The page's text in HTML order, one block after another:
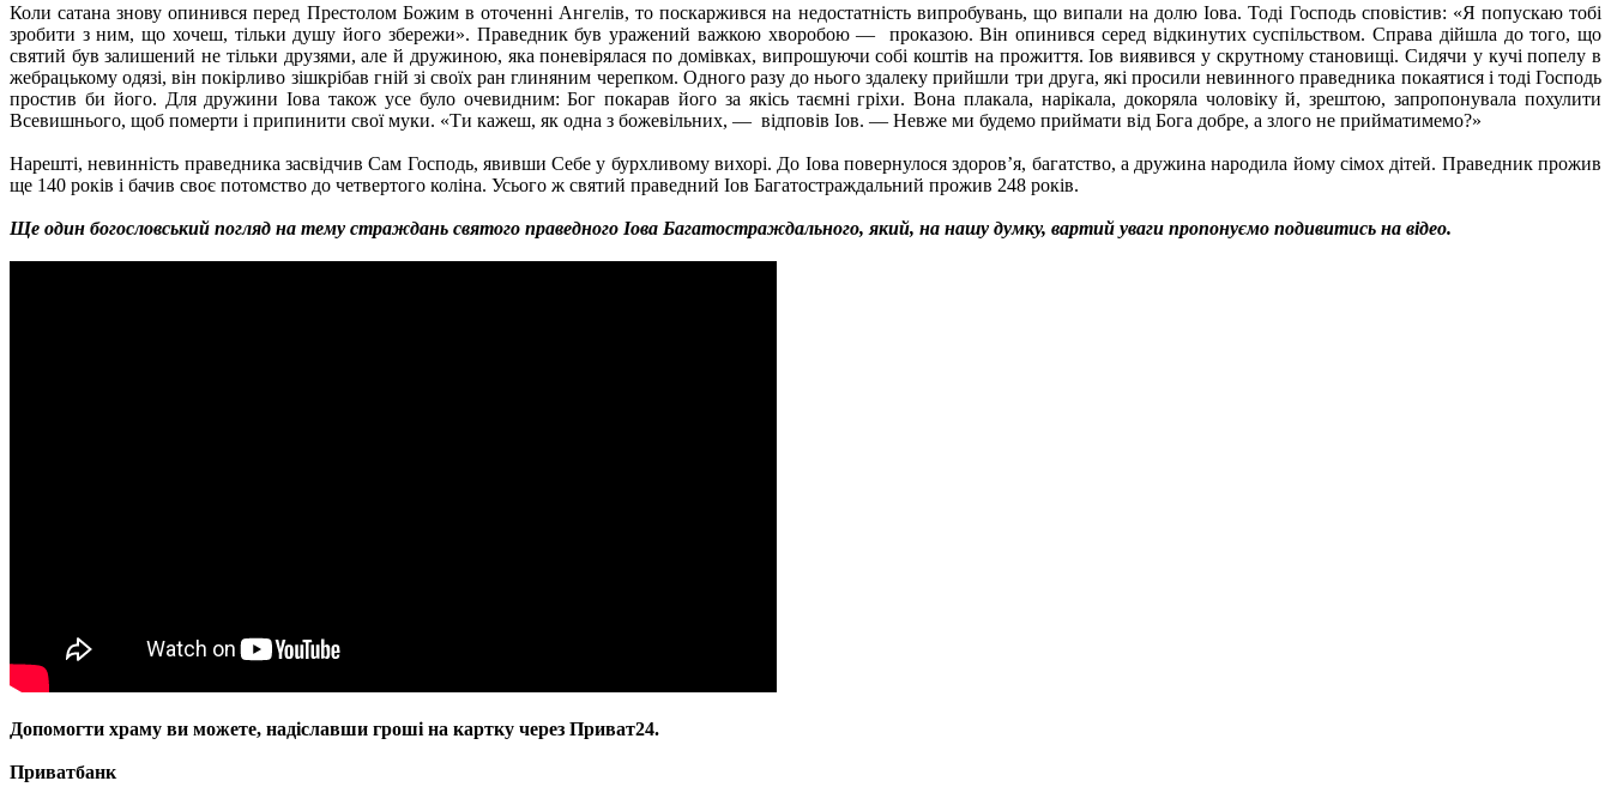
Коли сатана знову опинився перед Престолом Божим в оточенні Ангелів, то поскаржився на недостатність випробувань, що випали на долю Іова. Тоді Господь сповістив: «Я попускаю тобі
зробити з ним, що хочеш, тільки душу його збережи». Праведник був уражений важкою хворобою — проказою. Він опинився серед відкинутих суспільством. Справа дійшла до того, що
святий був залишений не тільки друзями, але й дружиною, яка поневірялася по домівках, випрошуючи собі коштів на прожиття. Іов ви­явився у скрутному становищі. Сидячи у кучі попелу в
жебрацькому одязі, він покірливо зішкрібав гній зі своїх ран глиняним черепком. Одного разу до нього здалеку прийшли три друга, які просили невинного праведника покаятися і тоді Господь
простив би його. Для дружини Іова також усе було очевидним: Бог покарав його за якісь таємні гріхи. Вона плакала, нарікала, докоряла чоловіку й, зрештою, запропонувала похулити
Всевишнього, щоб померти і припинити свої муки. «Ти кажеш, як одна з божевільних, — відповів Іов. — Невже ми будемо приймати від Бога добре, а злого не прийматимемо?»
Нарешті, невинність праведника засвідчив Сам Господь, явивши Себе у бурхливому вихорі. До Іова повернулося здоров’я, багатство, а дружина народила йому сімох дітей. Праведник прожив
ще 140 років і бачив своє потомство до четвертого коліна. Усього ж святий праведний Іов Багатостраждальний прожив 248 років.
Ще один богословський погляд на тему страждань святого праведного Іова Багатостраждального, який, на нашу думку, вартий уваги пропонуємо подивитись на відео.
Допомогти храму ви можете, надіславши гроші на картку через Приват24.
Приватбанк